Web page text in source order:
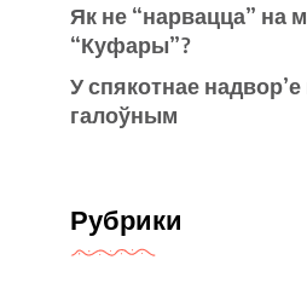
Як не “нарвацца” на
“Куфары”?
У спякотнае
галоўным
Рубрики